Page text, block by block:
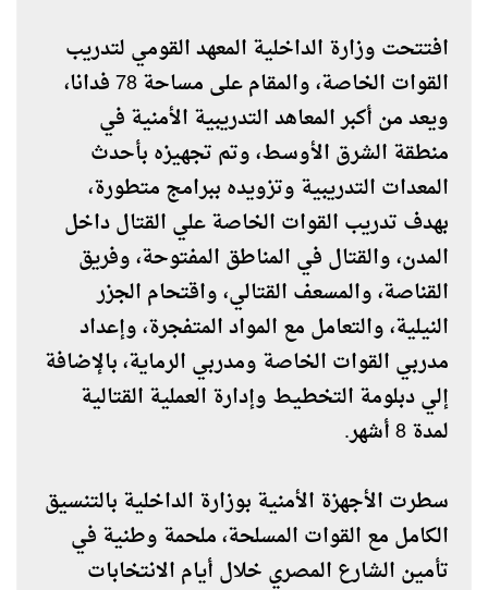
افتتحت وزارة الداخلية المعهد القومي لتدريب
القوات الخاصة، والمقام على مساحة 78 فدانا،
ويعد من أكبر المعاهد التدريبية الأمنية في
منطقة الشرق الأوسط، وتم تجهيزه بأحدث
المعدات التدريبية وتزويده ببرامج متطورة،
بهدف تدريب القوات الخاصة علي القتال داخل
المدن، والقتال في المناطق المفتوحة، وفريق
القناصة، والمسعف القتالي، واقتحام الجزر
النيلية، والتعامل مع المواد المتفجرة، وإعداد
مدربي القوات الخاصة ومدربي الرماية، بالإضافة
إلي دبلومة التخطيط وإدارة العملية القتالية
لمدة 8 أشهر.
سطرت الأجهزة الأمنية بوزارة الداخلية بالتنسيق
الكامل مع القوات المسلحة، ملحمة وطنية في
تأمين الشارع المصري خلال أيام الانتخابات